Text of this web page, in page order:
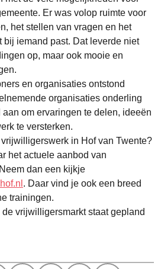
Er was volop ruimte voor
het stellen van vragen en het
bij iemand past. Dat leverde niet
op, maar ook mooie en
en organisaties ontstond
organisaties onderling
om ervaringen te delen, ideeën
te versterken.
in Hof van Twente?
het actuele aanbod van
dan een kijkje
. Daar vind je ook een breed
trainingen.
vrijwilligersmarkt staat gepland